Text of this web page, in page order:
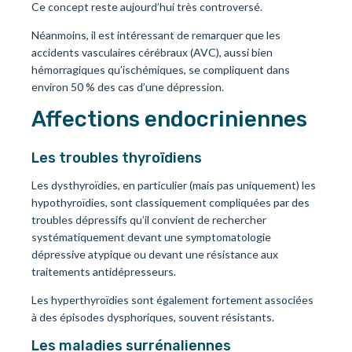
Ce concept reste aujourd’hui très controversé.
Néanmoins, il est intéressant de remarquer que les
accidents vasculaires cérébraux (AVC), aussi bien
hémorragiques qu’ischémiques, se compliquent dans
environ 50 % des cas d’une dépression.
Affections endocriniennes
Les troubles thyroïdiens
Les dysthyroïdies, en particulier (mais pas uniquement) les
hypothyroïdies, sont classiquement compliquées par des
troubles dépressifs qu’il convient de rechercher
systématiquement devant une symptomatologie
dépressive atypique ou devant une résistance aux
traitements antidépresseurs.
Les hyperthyroïdies sont également fortement associées
à des épisodes dysphoriques, souvent résistants.
Les maladies surrénaliennes